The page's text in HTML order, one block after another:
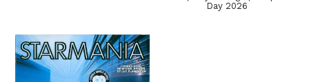
Day 2026